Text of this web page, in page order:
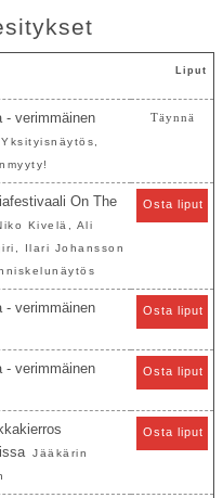
Liput
- verimmäinen
Yksityisnäytös,
Täynnä
On The
Kivelä, Ali
Ilari Johansson
Osta liput
- verimmäinen
Osta liput
- verimmäinen
Osta liput
Jääkärin
Osta liput